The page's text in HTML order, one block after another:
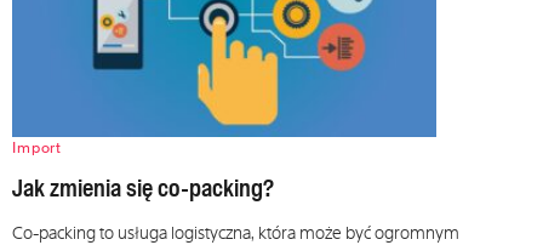
Import
Jak zmienia się co-packing?
Co-packing to usługa logistyczna, która może być ogromnym